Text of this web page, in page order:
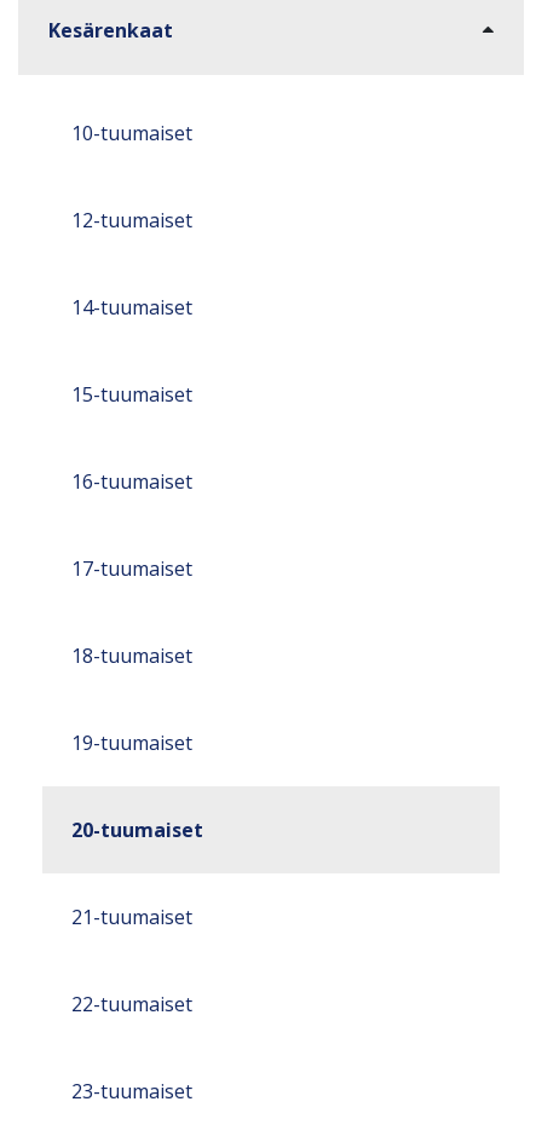
Kesärenkaat
10-tuumaiset
12-tuumaiset
14-tuumaiset
15-tuumaiset
16-tuumaiset
17-tuumaiset
18-tuumaiset
19-tuumaiset
20-tuumaiset
21-tuumaiset
22-tuumaiset
23-tuumaiset